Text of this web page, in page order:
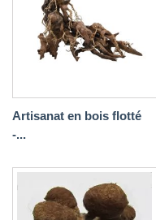
Artisanat en bois flotté
-...